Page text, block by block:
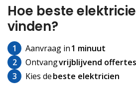
Hoe beste
vinden?
1 Aanvraag in1 minuut
2
Ontvangvrijblijvend offertes
3
Kies debeste elektricien